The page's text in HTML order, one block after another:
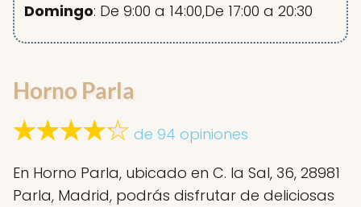
Domingo: De 9:00 a 14:00,De 17:00 a 20:30
Horno Parla
de 94 opiniones
En Horno Parla, ubicado en C. la Sal, 36, 28981
Parla, Madrid, podrás disfrutar de deliciosas